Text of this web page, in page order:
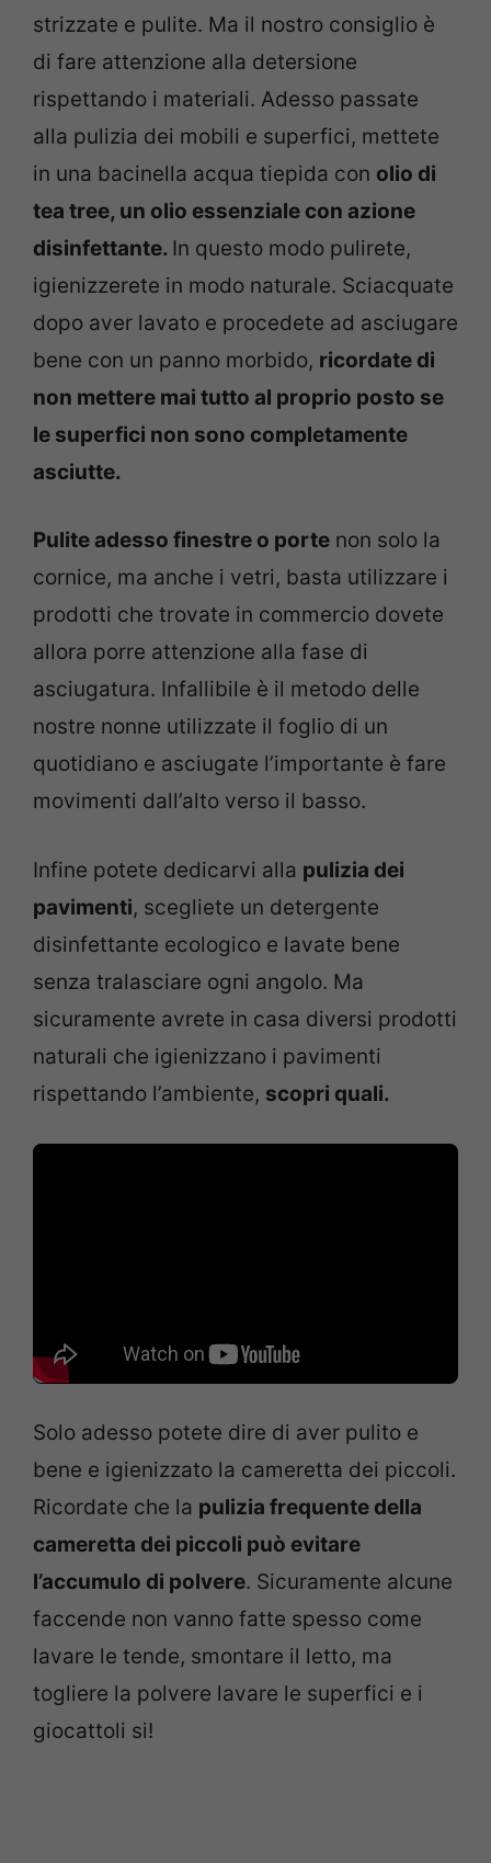
strizzate e pulite. Ma il nostro consiglio è
di fare attenzione alla detersione
rispettando i materiali. Adesso passate
alla pulizia dei mobili e superfici, mettete
in una bacinella acqua tiepida con olio di
tea tree, un olio essenziale con azione
disinfettante. In questo modo pulirete,
igienizzerete in modo naturale. Sciacquate
dopo aver lavato e procedete ad asciugare
bene con un panno morbido, ricordate di
non mettere mai tutto al proprio posto se
le superfici non sono completamente
asciutte.
Pulite adesso finestre o porte non solo la
cornice, ma anche i vetri, basta utilizzare i
prodotti che trovate in commercio dovete
allora porre attenzione alla fase di
asciugatura. Infallibile è il metodo delle
nostre nonne utilizzate il foglio di un
quotidiano e asciugate l’importante è fare
movimenti dall’alto verso il basso.
Infine potete dedicarvi alla pulizia dei
pavimenti, scegliete un detergente
disinfettante ecologico e lavate bene
senza tralasciare ogni angolo. Ma
sicuramente avrete in casa diversi prodotti
naturali che igienizzano i pavimenti
rispettando l’ambiente, scopri quali.
Solo adesso potete dire di aver pulito e
bene e igienizzato la cameretta dei piccoli.
Ricordate che la pulizia frequente della
cameretta dei piccoli può evitare
l’accumulo di polvere. Sicuramente alcune
faccende non vanno fatte spesso come
lavare le tende, smontare il letto, ma
togliere la polvere lavare le superfici e i
giocattoli si!